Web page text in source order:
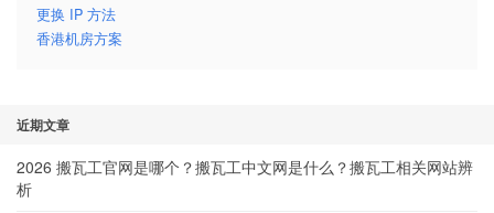
更换 IP 方法
香港机房方案
近期文章
2026 搬瓦工官网是哪个？搬瓦工中文网是什么？搬瓦工相关网站辨
析